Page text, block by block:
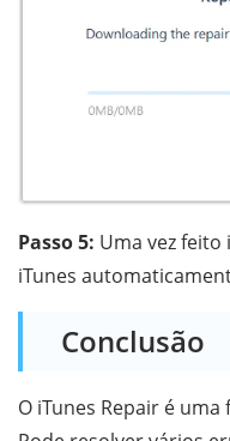
Passo 5: Uma vez
iTunes
Conclusão
O iTunes Repair é